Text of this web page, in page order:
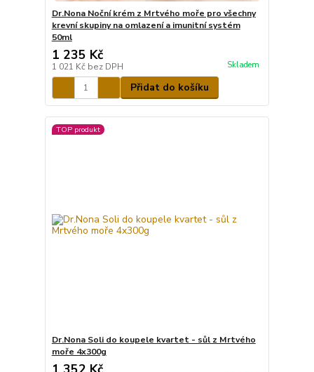
Dr.Nona Noční krém z Mrtvého moře pro všechny
krevní skupiny na omlazení a imunitní systém
50ml
1 235 Kč
1 021 Kč bez DPH Skladem
Přidat do košíku
TOP produkt
Dr.Nona Soli do koupele kvartet - sůl z Mrtvého
moře 4x300g